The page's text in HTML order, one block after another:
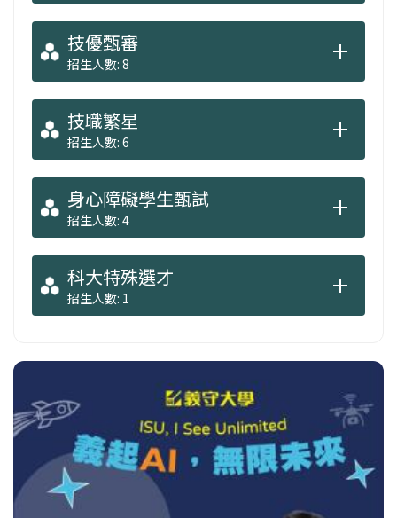
技優甄審
招生人數: 8
技職繁星
招生人數: 6
身心障礙學生甄試
招生人數: 4
科大特殊選才
招生人數: 1